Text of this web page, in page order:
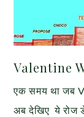
Valentine
एक समय था जब
अब देखिए ये रोज